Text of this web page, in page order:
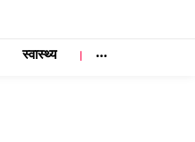
स्वास्थ्य